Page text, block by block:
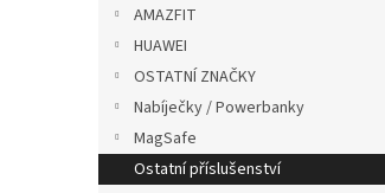
AMAZFIT
HUAWEI
OSTATNÍ ZNAČKY
Nabíječky / Powerbanky
MagSafe
Ostatní příslušenství